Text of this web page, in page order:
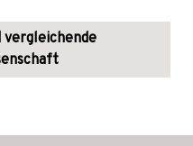
vergleichende